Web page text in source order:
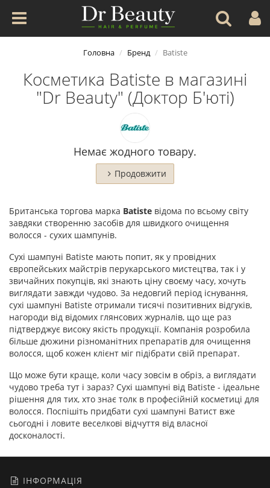
Головна Бренд Batiste
Косметика Batiste в магазині
"Dr Beauty" (Доктор Б'юті)
Немає жодного товару.
Продовжити
Британська торгова марка Batiste відома по всьому світу
завдяки створенню засобів для швидкого очищення
волосся - сухих шампунів.
Сухі шампуні Batiste мають попит, як у провідних
європейських майстрів перукарського мистецтва, так і у
звичайних покупців, які знають ціну своєму часу, хочуть
виглядати завжди чудово. За недовгий період існування,
сухі шампуні Batiste отримали тисячі позитивних відгуків,
нагороди від відомих глянсових журналів, що ще раз
підтверджує високу якість продукції. Компанія розробила
більше дюжини різноманітних препаратів для очищення
волосся, щоб кожен клієнт міг підібрати свій препарат.
Що може бути краще, коли часу зовсім в обріз, а виглядати
чудово треба тут і зараз? Сухі шампуні від Batiste - ідеальне
рішення для тих, хто знає толк в професійній косметиці для
волосся. Поспішіть придбати сухі шампуні Ватист вже
сьогодні і ловите веселкові відчуття від власної
досконалості.
ІНФОРМАЦІЯ